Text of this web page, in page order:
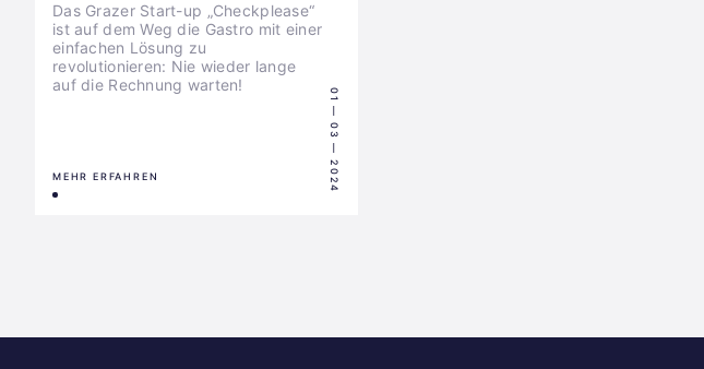
Das Grazer Start-up „Checkplease“
ist auf dem Weg die Gastro mit einer
einfachen Lösung zu
revolutionieren: Nie wieder lange
auf die Rechnung warten!
MEHR ERFAHREN 01 — 03 — 2024